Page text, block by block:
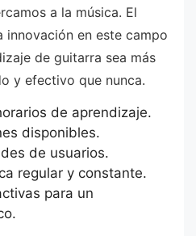
a la música. El
en este campo
de guitarra sea más
y efectivo que nunca.
de aprendizaje.
disponibles.
de usuarios.
regular y constante.
para un